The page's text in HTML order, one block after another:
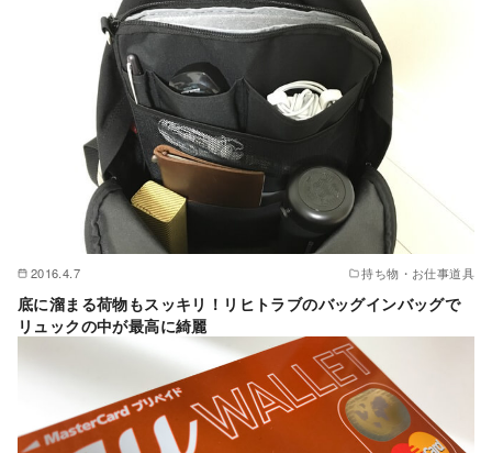
2016.4.7 持ち物・お仕事道具
底に溜まる荷物もスッキリ！リヒトラブのバッグインバッグで
リュックの中が最高に綺麗